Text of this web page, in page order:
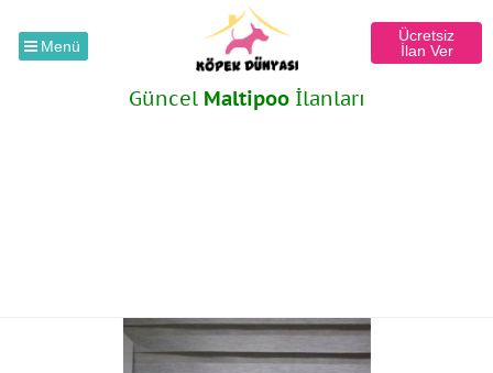
Menü
Ücretsiz
İlan Ver
Güncel Maltipooİlanları